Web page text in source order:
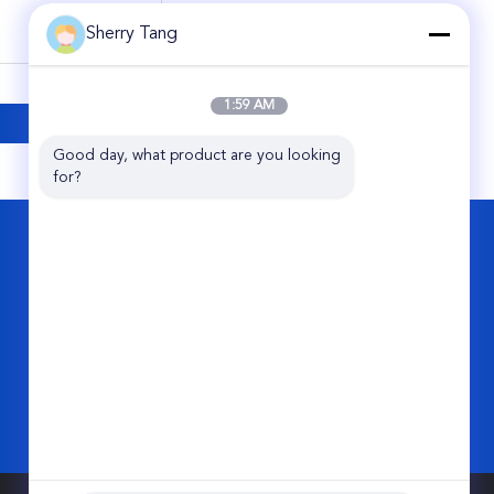
Sherry Tang
1:59 AM
Good day, what product are you looking
for?